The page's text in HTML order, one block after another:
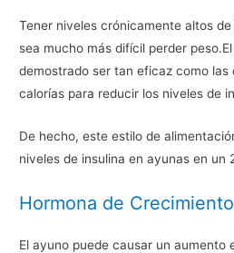
Tener niveles crónicamente altos
sea mucho más difícil perder
demostrado ser tan eficaz como
calorías para reducir los niveles de
De hecho, este estilo de
niveles de insulina en ayunas en un
Hormona de
El ayuno puede causar un aumento